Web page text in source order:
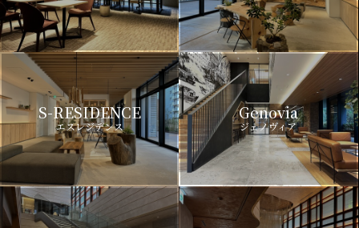
S-RESIDENCE
エスレジデンス
Genovia
ジェノヴィア